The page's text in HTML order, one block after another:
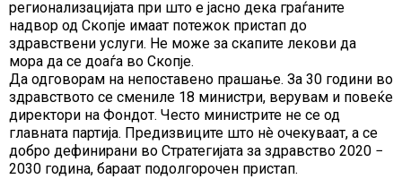
регионализацијата при што е јасно дека граѓаните
надвор од Скопје имаат потежок пристап до
здравствени услуги. Не може за скапите лекови да
мора да се доаѓа во Скопје.
Да одговорам на непоставено прашање. За 30 години во
здравството се смениле 18 министри, верувам и повеќе
директори на Фондот. Често министрите не се од
главната партија. Предизвиците што нè очекуваат, а се
добро дефинирани во Стратегијата за здравство 2020 −
2030 година, бараат подолгорочен пристап.